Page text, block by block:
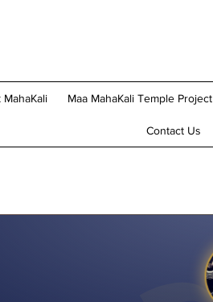
MahaKali Maa MahaKali Temple Project
Contact Us